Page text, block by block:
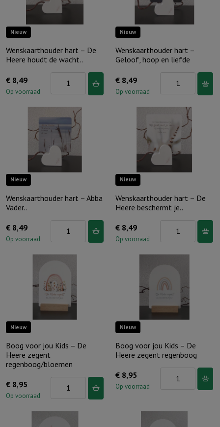
aantal
Nieuw
Wenskaarthouder hart – De
Heere houdt de wacht..
€ 8,49
Op voorraad
Wenskaarthouder
–
De
Heere
houdt
wacht..
Nieuw
Wenskaarthouder hart –
Geloof, hoop en liefde
€ 8,49
Op voorraad
Wenskaarthouder
–
hoop
en
liefde
aantal
Nieuw
Wenskaarthouder hart – Abba
Vader..
€ 8,49
Op voorraad
Wenskaarthouder
–
Vader..
aantal
Nieuw
Wenskaarthouder hart – De
Heere beschermt je..
€ 8,49
Op voorraad
Wenskaarthouder
–
Heere
beschermt
je..
aantal
Nieuw
Boog voor jou Kids – De
Heere zegent
regenboog/bloemen
€ 8,95
Op voorraad
jou
Nieuw
Boog voor jou Kids – De
Heere zegent regenboog
€ 8,95
Op voorraad
Kids